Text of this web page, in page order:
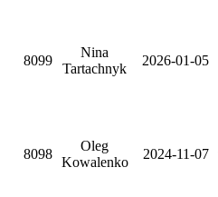
8099
Nina
Tartachnyk
2026-01-05
8098
Oleg
Kowalenko
2024-11-07